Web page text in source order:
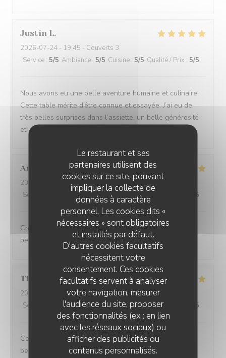
Le restaurant et ses
partenaires utilisent des
cookies sur ce site, pouvant
impliquer la collecte de
données à caractère
personnel. Les cookies dits «
nécessaires » sont obligatoires
et installés par défaut.
D'autres cookies facultatifs
nécessitent votre
consentement. Ces cookies
facultatifs servent à analyser
votre navigation, mesurer
l'audience du site, proposer
des fonctionnalités (ex : en lien
avec les réseaux sociaux) ou
afficher des publicités ou
contenus personnalisés.
Justin L
2026-07-24 - 19:45 - Couverts 3
Service : 5/5 Ambiance : 5/5 Cuisine : 5/5 Qualité / Prix : 5/5
Nous avons eu une belle aventure humaine et culinaire.
Cette table mérite d’être connue et essayée. J’ai eu de
très belles surprises dans l’assiette, un belle générosité
et un service attentionné Merci à l’équipe en salle
Anaïs
2026-07-23
- 12:15 - Couverts 9
Service
Ambiance : 5 Cuisine 5 /5 /5
Charmant restaurant niché à Lessines. Menu exquis et
personnel adorable, n'hésitez pas !
Tiphanie D
2026-07-23
- 12:00 - Couverts 2
Service
Ambiance:4 /5 Cuisine : 5/5 Qualité / Prix /5
Ce fût un très bon moment. Des mets succulents et une
belle présentation, avec une belle générosité. Je